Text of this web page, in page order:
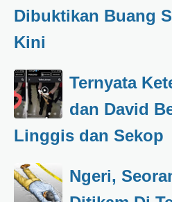
Dibuktikan Buang
Kini
Ternyata
dan David
Linggis dan Sekop
Ngeri,